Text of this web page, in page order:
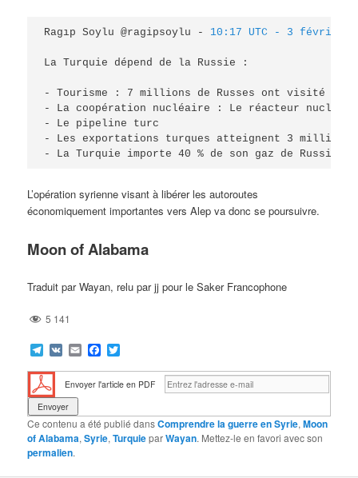
Ragıp Soylu @ragipsoylu -
La Turquie dépend de la Russie :
- Tourisme : 7 millions de Russes ont visité la
- La coopération nucléaire : Le réacteur
- Le pipeline turc
- Les exportations turques atteignent 3
- La Turquie importe 40 % de son gaz de Russie
L’opération syrienne visant à libérer les autoroutes
économiquement importantes vers Alep va donc se poursuivre.
Moon of Alabama
Traduit par Wayan, relu par jj pour le Saker Francophone
5 141
Telegram
VK EmailFacebook
Envoyer l'article en PDF
Ce contenu a été publié dansComprendre la guerre en Syrie,Moon
of Alabama,Syrie,TurquieparWayan. Mettez-le en favori avec son
permalien.